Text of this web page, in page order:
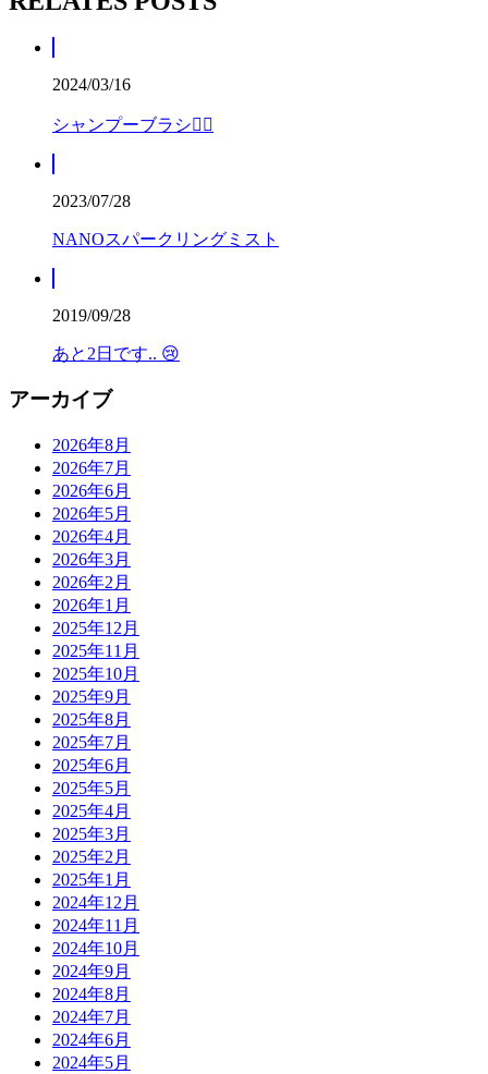
2024/03/16
シャンプーブラシ😶‍🌫️
2023/07/28
NANOスパークリングミスト
2019/09/28
あと2日です.. 😢
アーカイブ
2026年8月
2026年7月
2026年6月
2026年5月
2026年4月
2026年3月
2026年2月
2026年1月
2025年12月
2025年11月
2025年10月
2025年9月
2025年8月
2025年7月
2025年6月
2025年5月
2025年4月
2025年3月
2025年2月
2025年1月
2024年12月
2024年11月
2024年10月
2024年9月
2024年8月
2024年7月
2024年6月
2024年5月